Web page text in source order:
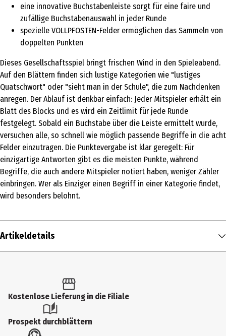
eine innovative Buchstabenleiste sorgt für eine faire und
zufällige Buchstabenauswahl in jeder Runde
spezielle VOLLPFOSTEN-Felder ermöglichen das Sammeln von
doppelten Punkten
Dieses Gesellschaftsspiel bringt frischen Wind in den Spieleabend.
Auf den Blättern finden sich lustige Kategorien wie "lustiges
Quatschwort" oder "sieht man in der Schule", die zum Nachdenken
anregen. Der Ablauf ist denkbar einfach: Jeder Mitspieler erhält ein
Blatt des Blocks und es wird ein Zeitlimit für jede Runde
festgelegt. Sobald ein Buchstabe über die Leiste ermittelt wurde,
versuchen alle, so schnell wie möglich passende Begriffe in die acht
Felder einzutragen. Die Punktevergabe ist klar geregelt: Für
einzigartige Antworten gibt es die meisten Punkte, während
Begriffe, die auch andere Mitspieler notiert haben, weniger Zähler
einbringen. Wer als Einziger einen Begriff in einer Kategorie findet,
wird besonders belohnt.
Artikeldetails
Produkttyp
Familienspiele
Altersempfehlung ab
Kostenlose Lieferung in die Filiale
Prospekt durchblättern